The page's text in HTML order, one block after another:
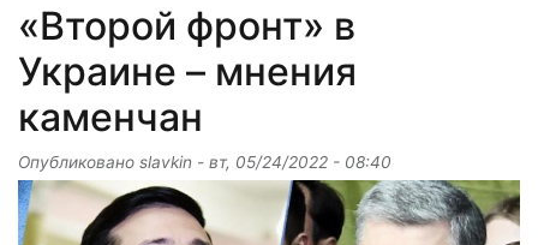
«Второй фронт» в
Украине – мнения
каменчан
Опубликовано slavkin - вт, 05/24/2022 - 08:40